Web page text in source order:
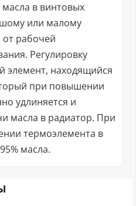
в винтовых
или малому
от рабочей
Регулировку
элемент, находящийся
при повышении
удлиняется и
масла в радиатор. При
термоэлемента в
масла.